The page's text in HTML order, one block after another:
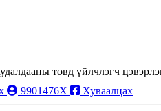
төвд үйлчлэгч
9901476X Хуваалцах